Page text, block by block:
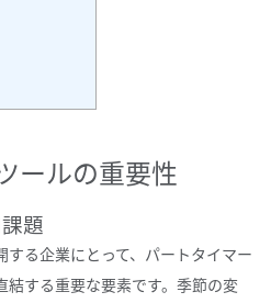
ールの重要性
題
る企業にとって、パートタイマー
する重要な要素です。季節の変